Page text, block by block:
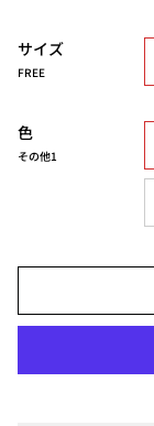
サイズ
FREE
色
その他1